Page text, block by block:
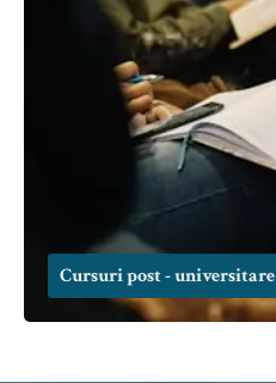
Cursuri post - universitare